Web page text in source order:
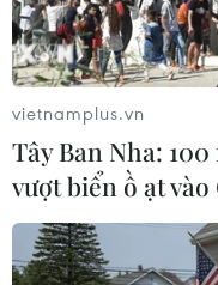
chúng tôi,” chị
Anh Denis Dugina
đối xử giống như
sự phân biệt nào
dịch COVID-19.
sống tại Việt Nam.
vietnamplus.vn
Tây Ban Nha:
vượt biển ồ ạt vào